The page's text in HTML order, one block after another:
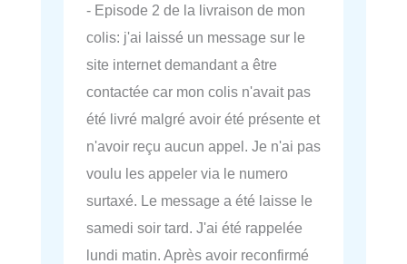
- Episode 2 de la livraison de mon
colis: j'ai laissé un message sur le
site internet demandant a être
contactée car mon colis n'avait pas
été livré malgré avoir été présente et
n'avoir reçu aucun appel. Je n'ai pas
voulu les appeler via le numero
surtaxé. Le message a été laisse le
samedi soir tard. J'ai été rappelée
lundi matin. Après avoir reconfirmé